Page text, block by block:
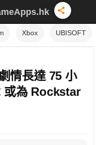
Xbox UBISOFT
情長達 75 小
為 Rockstar